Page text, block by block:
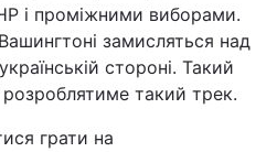
і проміжними виборами.
замисляться над
стороні. Такий
такий трек.
грати на